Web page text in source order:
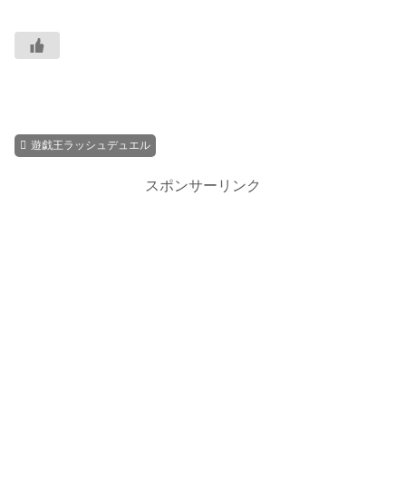
遊戯王ラッシュデュエル
スポンサーリンク